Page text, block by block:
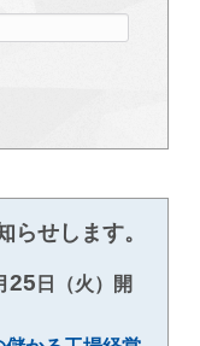
らせします。
25 日（火）開